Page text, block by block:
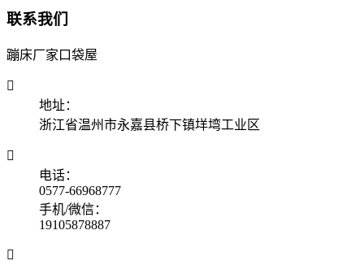
联系我们
蹦床厂家口袋屋

地址：
浙江省温州市永嘉县桥下镇垟塆工业区

电话：
0577-66968777
手机/微信：
19105878887
